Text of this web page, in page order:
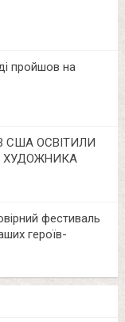
пройшов на
США ОСВІТИЛИ
ХУДОЖНИКА
фестиваль
героїв-